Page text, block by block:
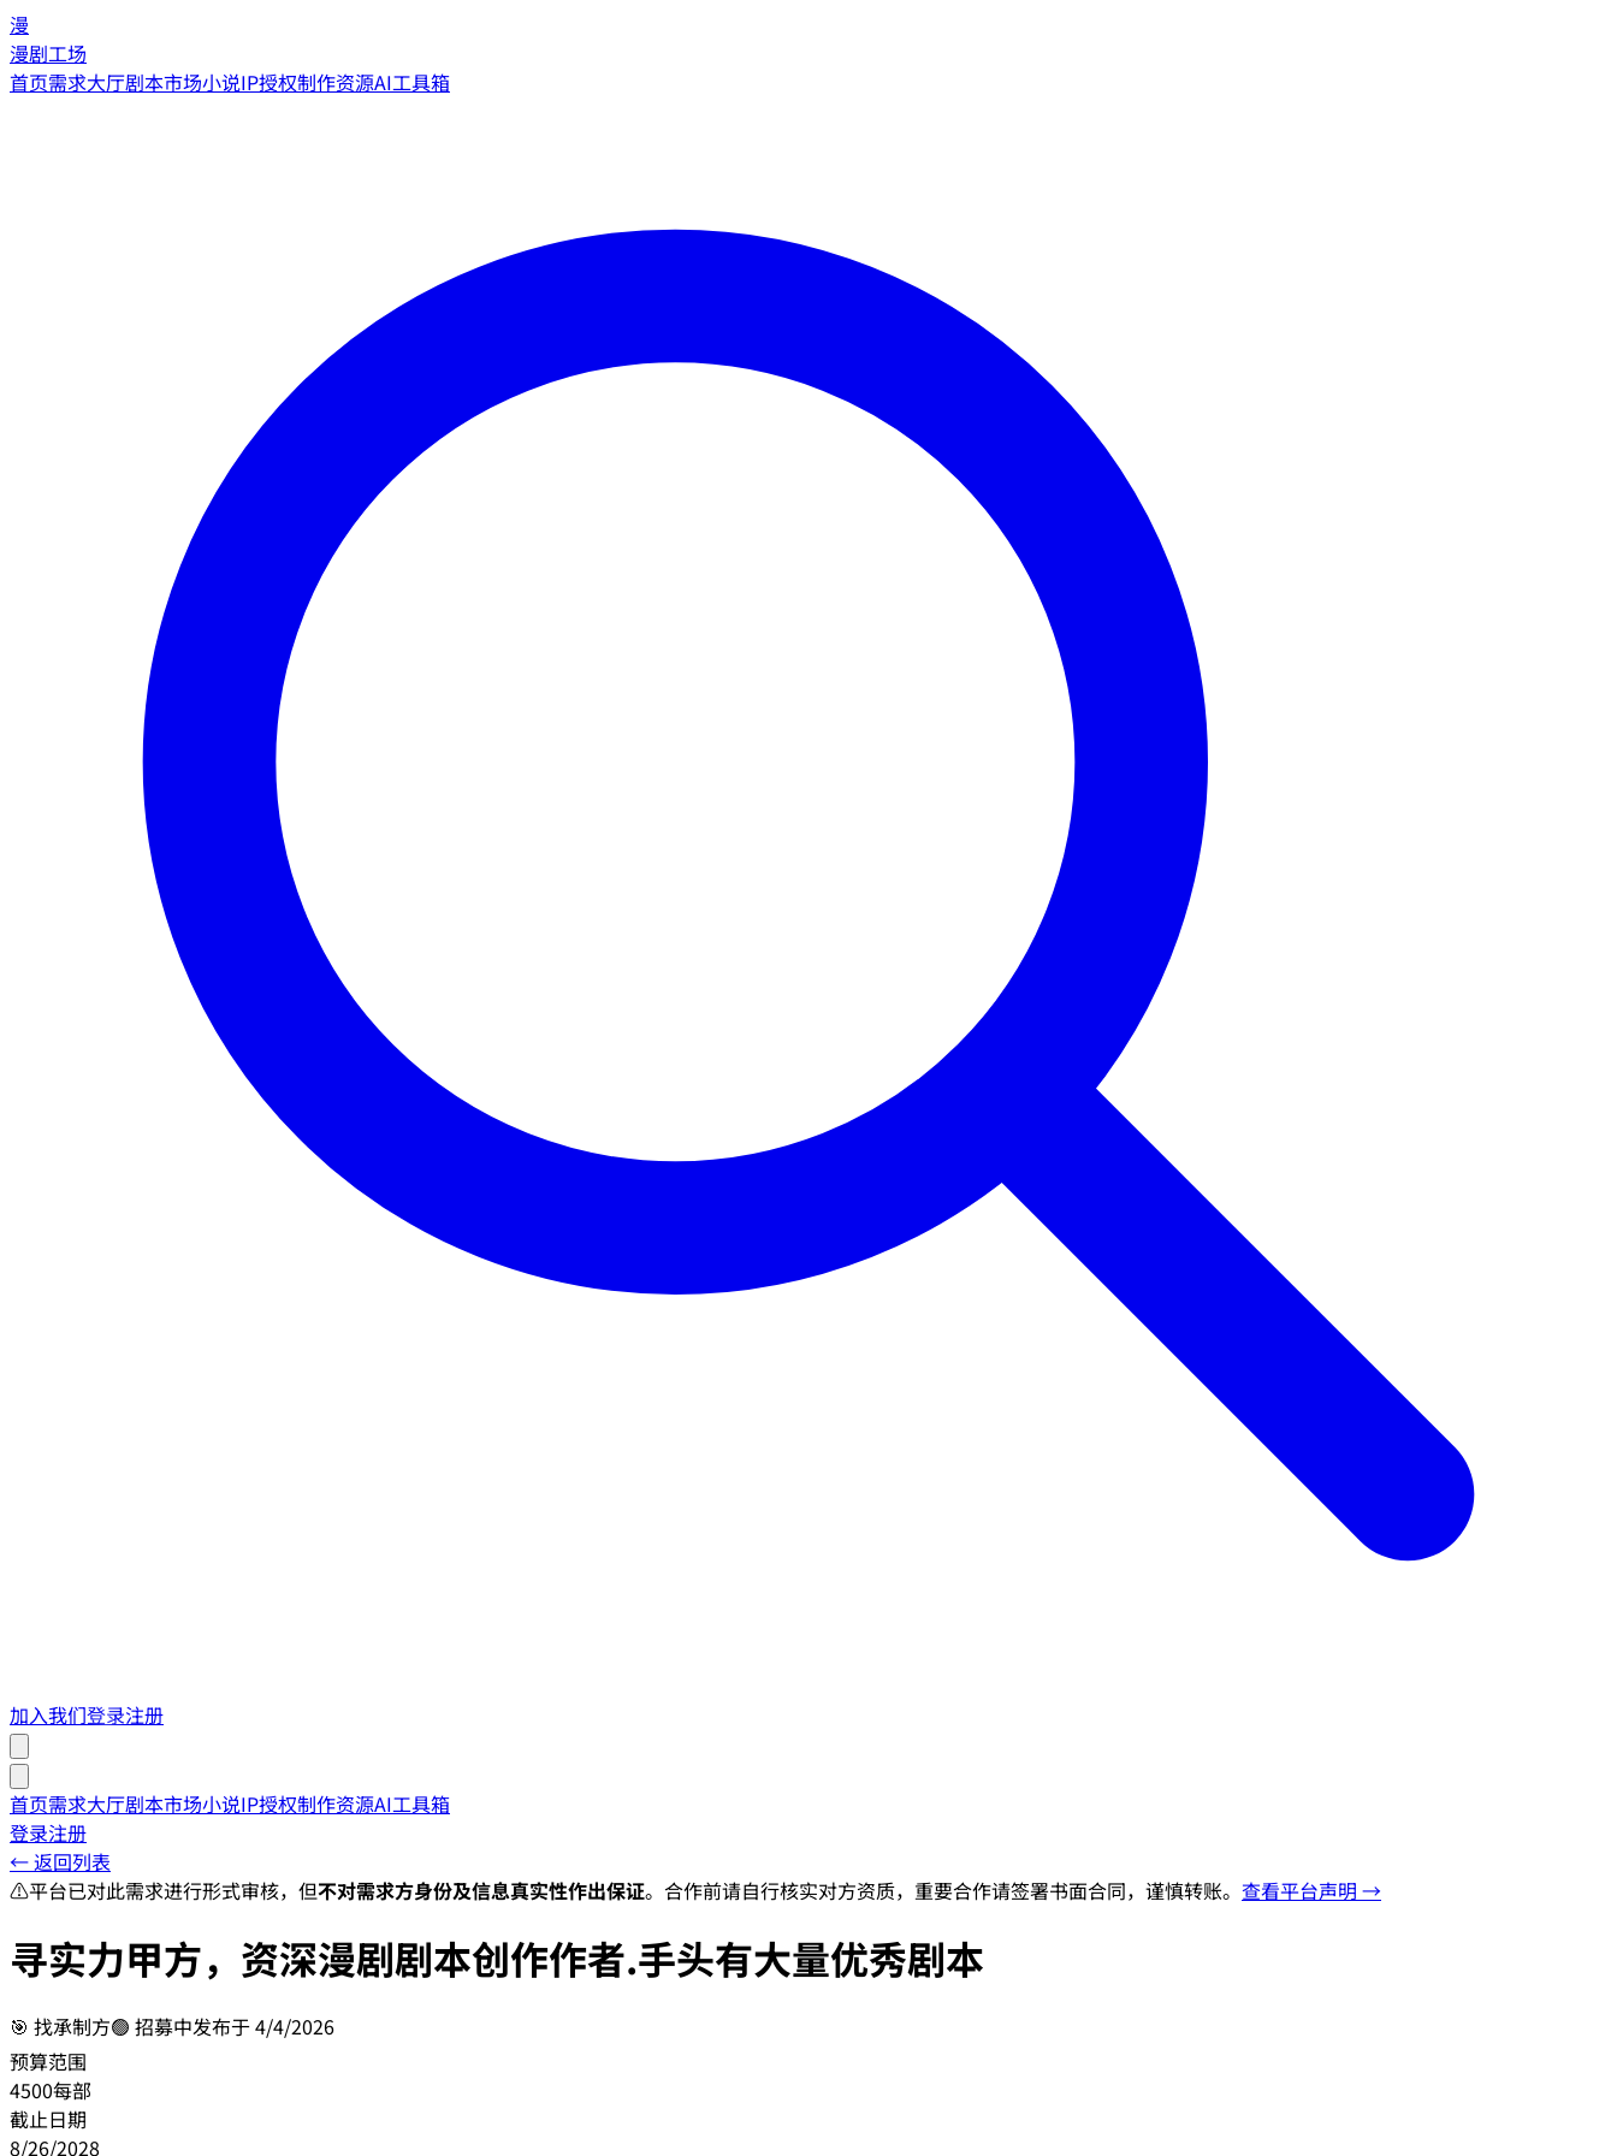
漫
漫剧工场
首页需求大厅剧本市场小说IP授权制作资源AI工具箱
加入我们登录注册
首页需求大厅剧本市场小说IP授权制作资源AI工具箱
登录注册
← 返回列表
⚠️平台已对此需求进行形式审核，但不对需求方身份及信息真实性作出保证。合作前请自行核实对方资质，重要合作请签署书面合同，谨慎转账。 查看平台声明 →
寻实力甲方，资深漫剧剧本创作作者.手头有大量优秀剧本
🎯 找承制方🟢 招募中发布于4/4/2026
预算范围
4500每部
截止日期
8/26/2028